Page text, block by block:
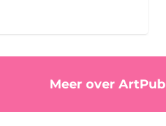
Meer over ArtPub